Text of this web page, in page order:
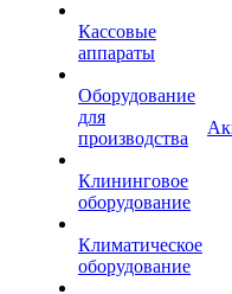
Кассовые
аппараты
Оборудование
для
производства
Клининговое
оборудование
Климатическое
оборудование